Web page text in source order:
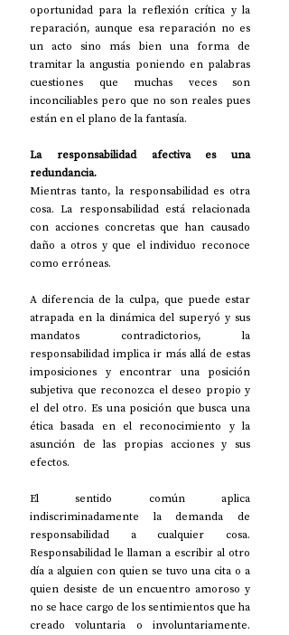
oportunidad para la reflexión crítica y la
reparación, aunque esa reparación no es
un acto sino más bien una forma de
tramitar la angustia poniendo en palabras
cuestiones que muchas veces son
inconciliables pero que no son reales pues
están en el plano de la fantasía.
La responsabilidad afectiva es una
redundancia.
Mientras tanto, la responsabilidad es otra
cosa. La responsabilidad está relacionada
con acciones concretas que han causado
daño a otros y que el individuo reconoce
como erróneas.
A diferencia de la culpa, que puede estar
atrapada en la dinámica del superyó y sus
mandatos contradictorios, la
responsabilidad implica ir más allá de estas
imposiciones y encontrar una posición
subjetiva que reconozca el deseo propio y
el del otro. Es una posición que busca una
ética basada en el reconocimiento y la
asunción de las propias acciones y sus
efectos.
El sentido común aplica
indiscriminadamente la demanda de
responsabilidad a cualquier cosa.
Responsabilidad le llaman a escribir al otro
día a alguien con quien se tuvo una cita o a
quien desiste de un encuentro amoroso y
no se hace cargo de los sentimientos que ha
creado voluntaria o involuntariamente.